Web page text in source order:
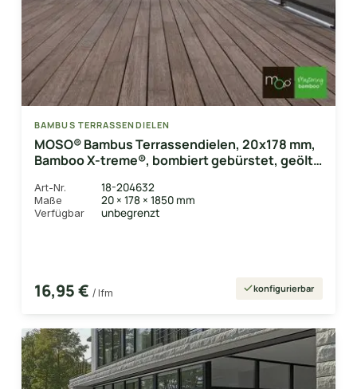
BAMBUS TERRASSENDIELEN
MOSO® Bambus Terrassendielen, 20x178 mm,
Bamboo X-treme®, bombiert gebürstet, geölt
Art-Nr. 18-204632
Maße 20 × 178 × 1850 mm
Verfügbar unbegrenzt
16,95 € / lfm konfigurierbar